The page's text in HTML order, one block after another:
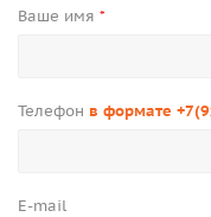
Ваше имя *
Телефон в формате
E-mail